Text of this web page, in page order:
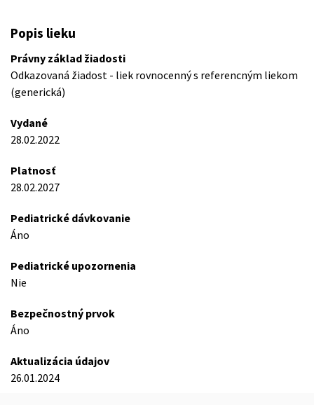
Popis lieku
Právny základ žiadosti
Odkazovaná žiadost - liek rovnocenný s referencným liekom
(generická)
Vydané
28.02.2022
Platnosť
28.02.2027
Pediatrické dávkovanie
Áno
Pediatrické upozornenia
Nie
Bezpečnostný prvok
Áno
Aktualizácia údajov
26.01.2024